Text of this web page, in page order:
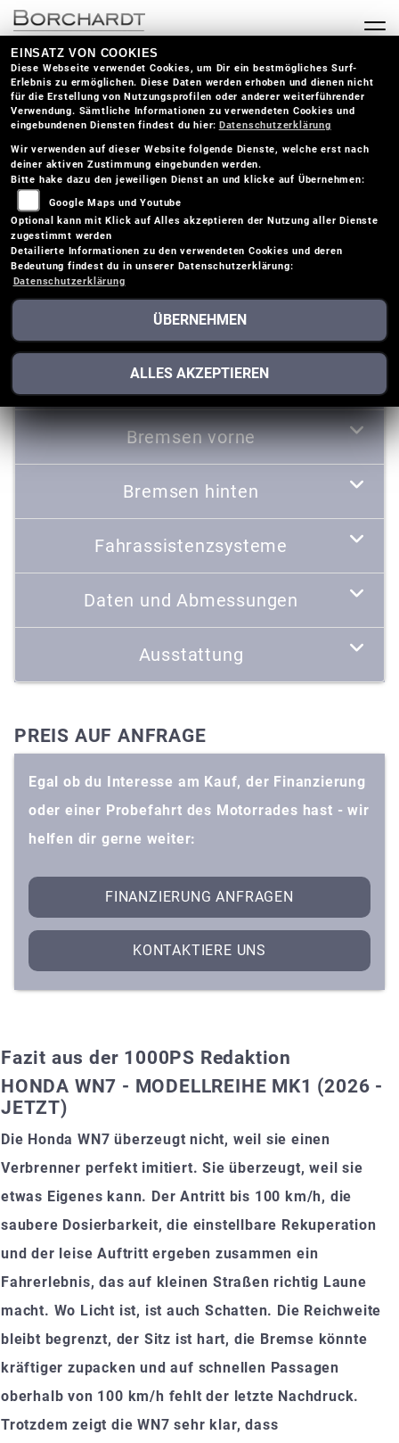
HONDA WN7 (2026)
TECHNISCHE DATEN
Motor und Antrieb
Chassis
Fahrwerk vorne
Fahrwerk hinten
Bremsen vorne
Bremsen hinten
Fahrassistenzsysteme
Daten und Abmessungen
Ausstattung
PREIS AUF ANFRAGE
Egal ob du Interesse am Kauf, der Finanzierung
oder einer Probefahrt des Motorrades hast - wir
helfen dir gerne weiter:
FINANZIERUNG ANFRAGEN
KONTAKTIERE UNS
Fazit aus der 1000PS Redaktion
HONDA WN7 - MODELLREIHE MK1 (2026 -
JETZT)
Die Honda WN7 überzeugt nicht, weil sie einen
Verbrenner perfekt imitiert. Sie überzeugt, weil sie
etwas Eigenes kann. Der Antritt bis 100 km/h, die
saubere Dosierbarkeit, die einstellbare Rekuperation
und der leise Auftritt ergeben zusammen ein
Fahrerlebnis, das auf kleinen Straßen richtig Laune
macht. Wo Licht ist, ist auch Schatten. Die Reichweite
bleibt begrenzt, der Sitz ist hart, die Bremse könnte
kräftiger zupacken und auf schnellen Passagen
oberhalb von 100 km/h fehlt der letzte Nachdruck.
Trotzdem zeigt die WN7 sehr klar, dass
EINSATZ VON COOKIES
Diese Webseite verwendet Cookies, um Dir ein bestmögliches Surf-
Erlebnis zu ermöglichen. Diese Daten werden erhoben und dienen nicht
für die Erstellung von Nutzungsprofilen oder anderer weiterführender
Verwendung. Sämtliche Informationen zu verwendeten Cookies und
eingebundenen Diensten findest du hier: Datenschutzerklärung
Wir verwenden auf dieser Website folgende Dienste, welche erst nach
deiner aktiven Zustimmung eingebunden werden.
Bitte hake dazu den jeweiligen Dienst an und klicke auf Übernehmen:
Google Maps und Youtube
Optional kann mit Klick auf Alles akzeptieren der Nutzung aller Dienste
zugestimmt werden
Detailierte Informationen zu den verwendeten Cookies und deren
Bedeutung findest du in unserer Datenschutzerklärung:
Datenschutzerklärung
ÜBERNEHMEN
ALLES AKZEPTIEREN